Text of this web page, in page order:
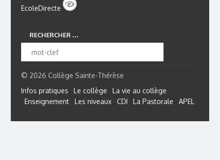
EcoleDirecte
RECHERCHER …
© 2026 Collège Sainte-Thérèse
Infos pratiques
Le collège
La vie au collège
Enseignement
Les niveaux CDI La Pastorale APEL